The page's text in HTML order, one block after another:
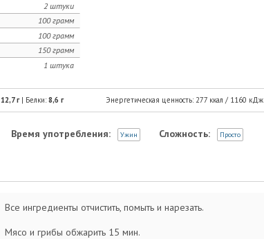
2 штуки
100 грамм
100 грамм
150 грамм
1 штука
Энергетическая ценность: 277ккал / 1160 кДж
12,7г| Белки: 8,6 г
Время употребления: Ужин Сложность: Просто
Все ингредиенты отчистить, помыть и нарезать.
Мясо и грибы обжарить 15 мин.